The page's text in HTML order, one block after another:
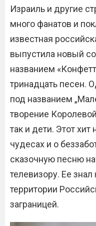
Израиль и другие
много фанатов и
известная
выпустила новый
названием
тринадцать песен.
под названием
творение
так и дети. Этот хит
чудесах и о
сказочную песню
телевизору. Ее
территории
заграницей.